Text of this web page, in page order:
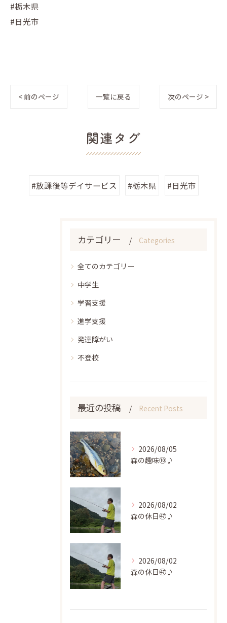
#栃木県
#日光市
< 前のページ 一覧に戻る 次のページ >
関連タグ
#放課後等デイサービス #栃木県 #日光市
カテゴリー Categories
全てのカテゴリー
中学生
学習支援
進学支援
発達障がい
不登校
最近の投稿 Recent Posts
2026/08/05
森の趣味⑩♪
2026/08/02
森の休日㊼♪
2026/08/02
森の休日㊼♪